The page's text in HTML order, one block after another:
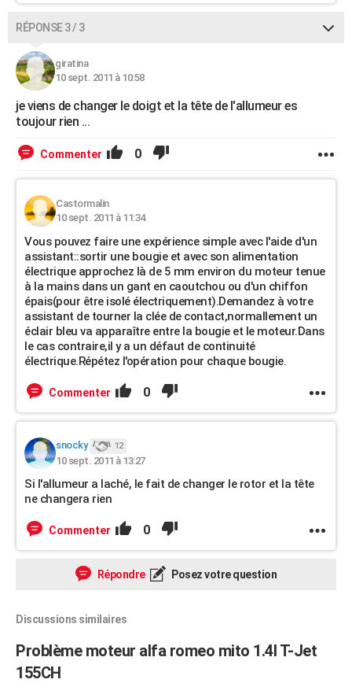
RÉPONSE 3 / 3
giratina
10 sept. 2011 à 10:58
je viens de changer le doigt et la tête de l'allumeur es
toujour rien ...
Commenter 0
Castormalin
10 sept. 2011 à 11:34
Vous pouvez faire une expérience simple avec l'aide d'un
assistant::sortir une bougie et avec son alimentation
électrique approchez là de 5 mm environ du moteur tenue
à la mains dans un gant en caoutchou ou d'un chiffon
épais(pour être isolé électriquement).Demandez à votre
assistant de tourner la clée de contact,normallement un
éclair bleu va apparaître entre la bougie et le moteur.Dans
le cas contraire,il y a un défaut de continuité
électrique.Répétez l'opération pour chaque bougie.
Commenter 0
snocky 12
10 sept. 2011 à 13:27
Si l'allumeur a laché, le fait de changer le rotor et la tête
ne changera rien
Commenter 0
Répondre Posez votre question
Discussions similaires
Problème moteur alfa romeo mito 1.4l T-Jet
155CH